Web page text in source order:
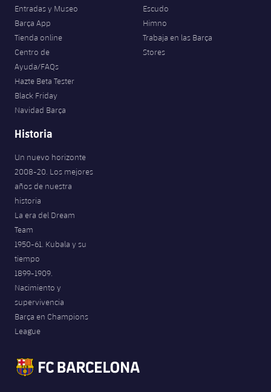
Entradas y Museo
Barça App
Tienda online
Centro de
Ayuda/FAQs
Hazte Beta Tester
Black Friday
Navidad Barça
Escudo
Himno
Trabaja en las Barça
Stores
Historia
Un nuevo horizonte
2008-20. Los mejores
años de nuestra
historia
La era del Dream
Team
1950-61. Kubala y su
tiempo
1899-1909.
Nacimiento y
supervivencia
Barça en Champions
League